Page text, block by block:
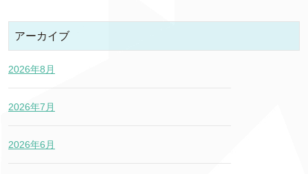
アーカイブ
2026年8月
2026年7月
2026年6月